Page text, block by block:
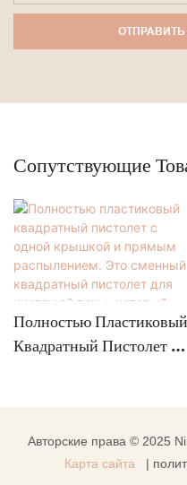
Сопутствующие
Полностью Пластиковый
Квадратный Пистолет С
Квадратный Пистолет
Для Чистящей Пены,
Авторские права © 2025
Карта сайта
|